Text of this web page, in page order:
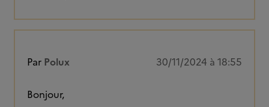
Par Polux 30/11/2024 à 18:55
Bonjour,